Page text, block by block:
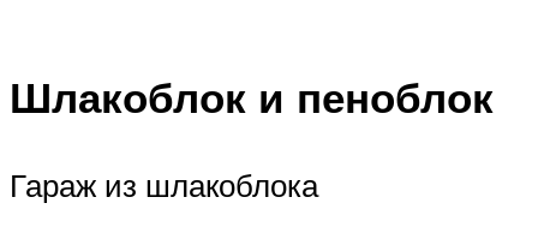
Шлакоблок и пеноблок
Гараж из шлакоблока